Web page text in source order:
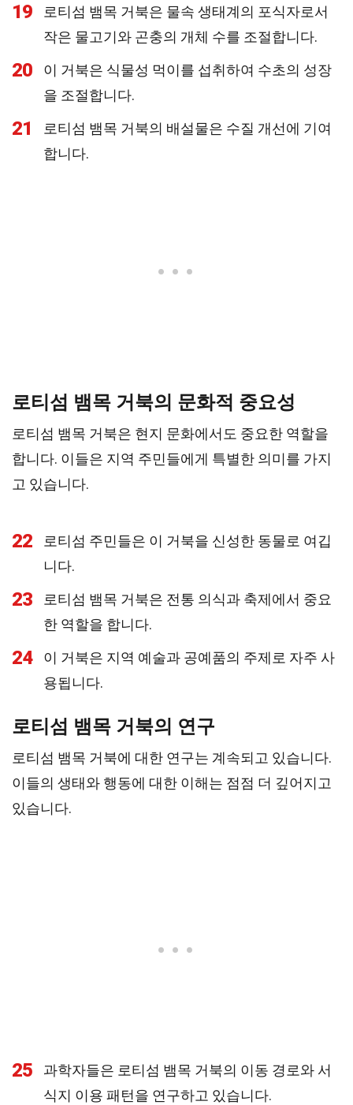
19
로티섬 뱀목 거북은 물속 생태계의 포식자로서
작은 물고기와 곤충의 개체 수를 조절합니다.
20
이 거북은 식물성 먹이를 섭취하여 수초의 성장
을 조절합니다.
21
로티섬 뱀목 거북의 배설물은 수질 개선에 기여
합니다.
로티섬 뱀목 거북의 문화적 중요성
로티섬 뱀목 거북은 현지 문화에서도 중요한 역할을
합니다. 이들은 지역 주민들에게 특별한 의미를 가지
고 있습니다.
22
로티섬 주민들은 이 거북을 신성한 동물로 여깁
니다.
23
로티섬 뱀목 거북은 전통 의식과 축제에서 중요
한 역할을 합니다.
24
이 거북은 지역 예술과 공예품의 주제로 자주 사
용됩니다.
로티섬 뱀목 거북의 연구
로티섬 뱀목 거북에 대한 연구는 계속되고 있습니다.
이들의 생태와 행동에 대한 이해는 점점 더 깊어지고
있습니다.
25
과학자들은 로티섬 뱀목 거북의 이동 경로와 서
식지 이용 패턴을 연구하고 있습니다.